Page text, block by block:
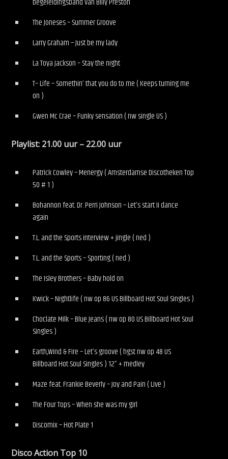
The Joneses – Summer Groove
Larry Graham – Just be my lady
La Toya Jackson – Stay the night
T– Life – Somethin’ that you do to me ( Keeps turning me
on )
Gwen Mc Crae – Funky sensation ( nw single US )
Playlist: 21.00 uur – 22.00 uur
Patrick Cowley – Menergy ( Amsterdamse Discotheken Top
50 # 1 )
Bohannon feat. Dr. Perri Johnson – Let’s start II dance
again
T.L. and the Sports interview + jingle ( ned )
T.L. and the Sports – Sporting ( ned )
The Isley Brothers – Baby hold on
Kwick – Nightlife ( nw op 86 US Billboard Hot Soul Singles )
Choclate Milk – Blue Jeans ( nw op 80 US Billboard Hot Soul
Singles )
Earth,Wind & Fire – Let’s groove ( hgst nw op 48 US
Billboard Hot Soul Singles ) 12” + medley
Maze feat. Frankie Beverly – Joy and Pain ( Live )
The Four Tops – When she was my girl
Discomix – Hot Plate 1
Disco Action Top 10